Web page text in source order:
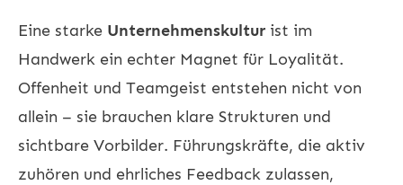
Eine starke Unternehmenskultur ist im
Handwerk ein echter Magnet für Loyalität.
Offenheit und Teamgeist entstehen nicht von
allein – sie brauchen klare Strukturen und
sichtbare Vorbilder. Führungskräfte, die aktiv
zuhören und ehrliches Feedback zulassen,